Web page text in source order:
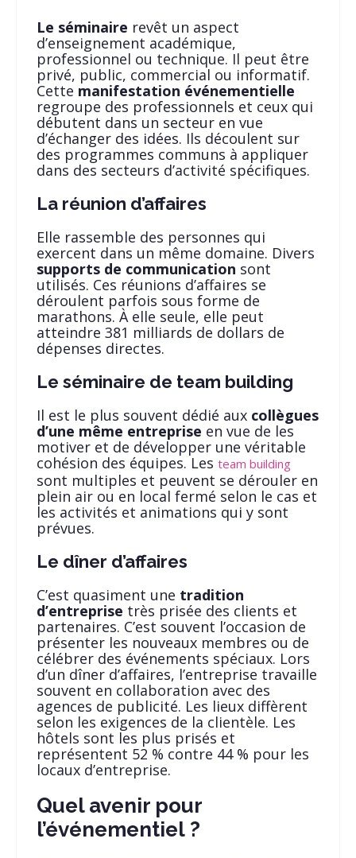
Le séminaire revêt un aspect
d’enseignement académique,
professionnel ou technique. Il peut être
privé, public, commercial ou informatif.
Cette manifestation événementielle
regroupe des professionnels et ceux qui
débutent dans un secteur en vue
d’échanger des idées. Ils découlent sur
des programmes communs à appliquer
dans des secteurs d’activité spécifiques.
La réunion d’affaires
Elle rassemble des personnes qui
exercent dans un même domaine. Divers
supports de communication sont
utilisés. Ces réunions d’affaires se
déroulent parfois sous forme de
marathons. À elle seule, elle peut
atteindre 381 milliards de dollars de
dépenses directes.
Le séminaire de team building
Il est le plus souvent dédié aux collègues
d’une même entreprise en vue de les
motiver et de développer une véritable
cohésion des équipes. Les team building
sont multiples et peuvent se dérouler en
plein air ou en local fermé selon le cas et
les activités et animations qui y sont
prévues.
Le dîner d’affaires
C’est quasiment une tradition
d’entreprise très prisée des clients et
partenaires. C’est souvent l’occasion de
présenter les nouveaux membres ou de
célébrer des événements spéciaux. Lors
d’un dîner d’affaires, l’entreprise travaille
souvent en collaboration avec des
agences de publicité. Les lieux diffèrent
selon les exigences de la clientèle. Les
hôtels sont les plus prisés et
représentent 52 % contre 44 % pour les
locaux d’entreprise.
Quel avenir pour
l’événementiel ?